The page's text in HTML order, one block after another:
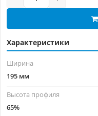
Характеристики
Ширина
195 мм
Высота профиля
65%